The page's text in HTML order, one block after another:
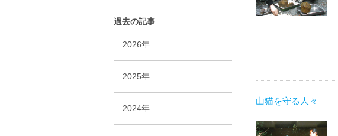
山猫を守る人々
過去の記事
2026年
2025年
2024年